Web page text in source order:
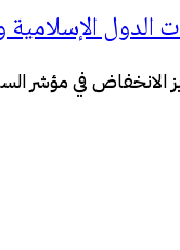
الإسلامية
في مؤشر